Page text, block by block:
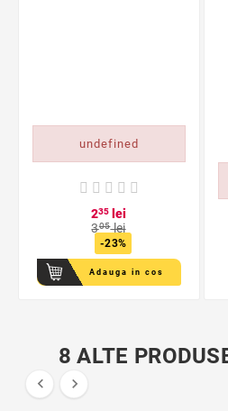
undefined
235
lei
305lei
-23%
Adauga in cos
8 ALTE
 